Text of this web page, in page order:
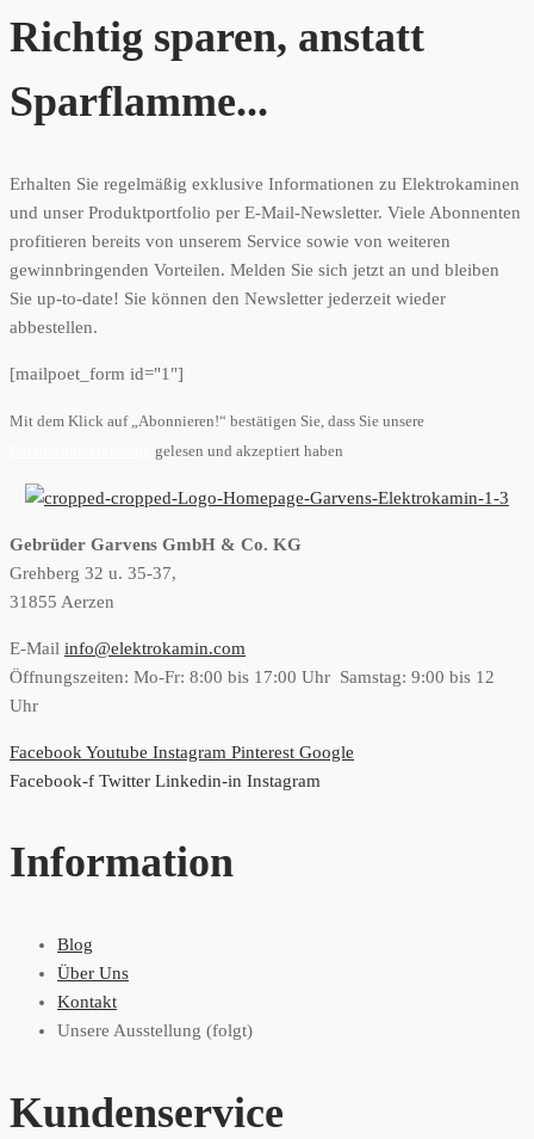
Richtig sparen, anstatt
Sparflamme...
Erhalten Sie regelmäßig exklusive Informationen zu Elektrokaminen
und unser Produktportfolio per E-Mail-Newsletter. Viele Abonnenten
profitieren bereits von unserem Service sowie von weiteren
gewinnbringenden Vorteilen. Melden Sie sich jetzt an und bleiben
Sie up-to-date! Sie können den Newsletter jederzeit wieder
abbestellen.
[mailpoet_form id="1"]
Mit dem Klick auf „Abonnieren!“ bestätigen Sie, dass Sie unsere
gelesen und akzeptiert haben
Gebrüder Garvens GmbH & Co. KG
Grehberg 32 u. 35-37,
31855 Aerzen
E-Mail info@elektrokamin.com
Öffnungszeiten: Mo-Fr: 8:00 bis 17:00 Uhr Samstag: 9:00 bis 12
Uhr
Facebook Youtube Instagram Pinterest Google
Facebook-f Twitter Linkedin-in Instagram
Information
Blog
Über Uns
Kontakt
Unsere Ausstellung (folgt)
Kundenservice